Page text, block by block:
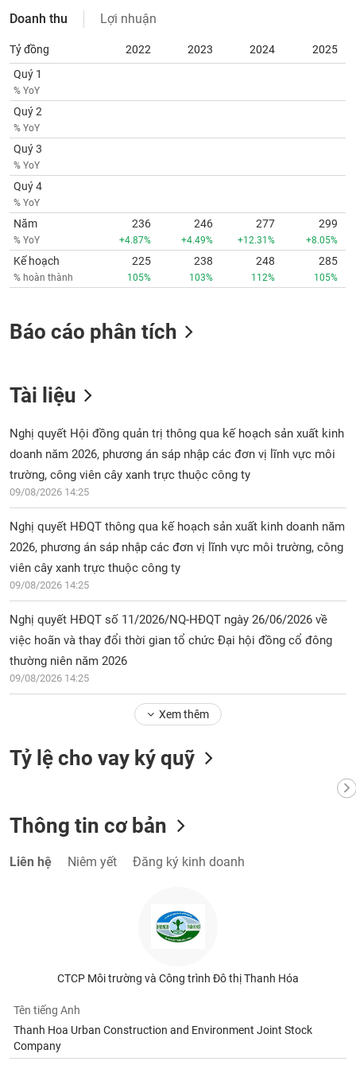
Doanh thu Lợi nhuận
Tỷ đồng 2022 2023 2024
2025
Quý 1
% YoY
Quý 2
% YoY
Quý 3
% YoY
Quý 4
% YoY
Năm
% YoY
236
+4.87%
246
+4.49%
277
+12.31%
299
+8.05%
Kế hoạch
% hoàn thành
225
105%
238
103%
248
112%
285
105%
Báo cáo phân tích
Tài liệu
Nghị quyết Hội đồng quản trị thông qua kế hoạch sản xuất kinh
doanh năm 2026, phương án sáp nhập các đơn vị lĩnh vực môi
trường, công viên cây xanh trực thuộc công ty
09/08/2026 14:25
Nghị quyết HĐQT thông qua kế hoạch sản xuất kinh doanh năm
2026, phương án sáp nhập các đơn vị lĩnh vực môi trường, công
viên cây xanh trực thuộc công ty
09/08/2026 14:25
Nghị quyết HĐQT số 11/2026/NQ-HĐQT ngày 26/06/2026 về
việc hoãn và thay đổi thời gian tổ chức Đại hội đồng cổ đông
thường niên năm 2026
09/08/2026 14:25
Xem thêm
Tỷ lệ cho vay ký quỹ
Thông tin cơ bản
Liên hệ Niêm yết Đăng ký kinh doanh
CTCP Môi trường và Công trình Đô thị Thanh Hóa
Tên tiếng Anh
Thanh Hoa Urban Construction and Environment Joint Stock
Company
tích
Thuật
ngữ
(-)
Dịch
vụ
(-)
Đào
tạo
Sách
tài
Công
cụ
tư
thông
tài
Dữ